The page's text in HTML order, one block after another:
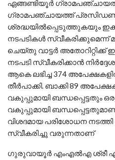
ഏങ്ങണ്ടിയൂർ
ഗ്രാമപഞ്ചായത്ത് പ്രസിഡണ്ട്
ശ്രദ്ധയിൽപ്പെടുത്തുകയും
നടപടികൾ
ചെയ്തു വാട്ടർ അതോറിറ്റിക്ക്
നടപടി സ്വീകരിക്കാൻ
ആകെ ലഭിച്ച 374
തീർപാക്കി. ബാക്കി 89
വകുപ്പുമായി ബന്ധപ്പെട്ടതും
വകുപ്പുമായി
വിശദമായ പരിശോധന നടത്തി
സ്വീകരിച്ചു വരുന്നതാണ്
ഗുരുവായൂർ എംഎൽഎ ശ്രീ